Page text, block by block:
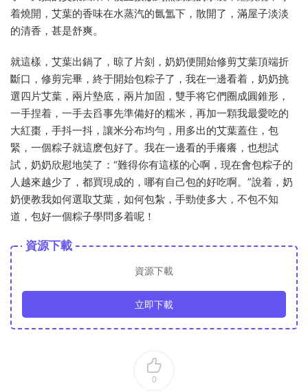
着燒開，艾葉的香味在水蒸汽的氤氲下，散開了，滿屋子淡淡
的清香，甚是舒爽。
就這樣，艾葉出鍋了，晾了片刻，奶奶便開始修剪艾葉頂端折
斷口，修剪完畢，終于開始包粽子了，我在一邊看着，奶奶挑
選四片艾葉，兩片墊底，兩片加固，雙手将它們圈成圓錐形，
一手捏着，一手去舀事先準備好的糯米，再加一顆我最愛吃的
大紅棗，手抖一抖，讓米分布均勻，用多出的艾葉蓋住，包
緊，一個粽子就這麽包好了。我在一邊看的手癢癢，也想試
試，奶奶欣慰地笑了：“難得你有這樣的心啊，現在會包粽子的
人越來越少了，都買現成的，哪有自己包的好吃啊。”說着，奶
奶便教我如何選取艾葉，如何包紮，手勁使多大，不包不知
道，包好一個粽子學問多着呢！
資源下載
資源下載
立即下載
0